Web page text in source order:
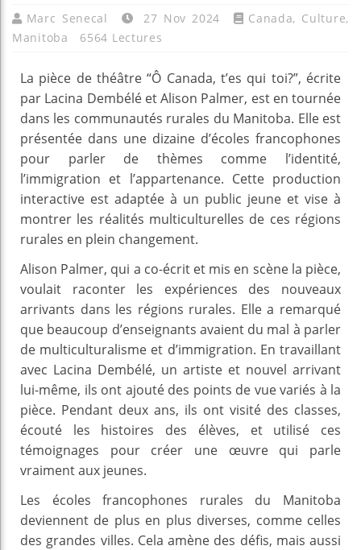
Marc Senecal 27 Nov 2024 Canada, Culture,
Manitoba
6564 Lectures
La pièce de théâtre “Ô Canada, t’es qui toi?”, écrite
par Lacina Dembélé et Alison Palmer, est en tournée
dans les communautés rurales du Manitoba. Elle est
présentée dans une dizaine d’écoles francophones
pour parler de thèmes comme l’identité,
l’immigration et l’appartenance. Cette production
interactive est adaptée à un public jeune et vise à
montrer les réalités multiculturelles de ces régions
rurales en plein changement.
Alison Palmer, qui a co-écrit et mis en scène la pièce,
voulait raconter les expériences des nouveaux
arrivants dans les régions rurales. Elle a remarqué
que beaucoup d’enseignants avaient du mal à parler
de multiculturalisme et d’immigration. En travaillant
avec Lacina Dembélé, un artiste et nouvel arrivant
lui-même, ils ont ajouté des points de vue variés à la
pièce. Pendant deux ans, ils ont visité des classes,
écouté les histoires des élèves, et utilisé ces
témoignages pour créer une œuvre qui parle
vraiment aux jeunes.
Les écoles francophones rurales du Manitoba
deviennent de plus en plus diverses, comme celles
des grandes villes. Cela amène des défis, mais aussi